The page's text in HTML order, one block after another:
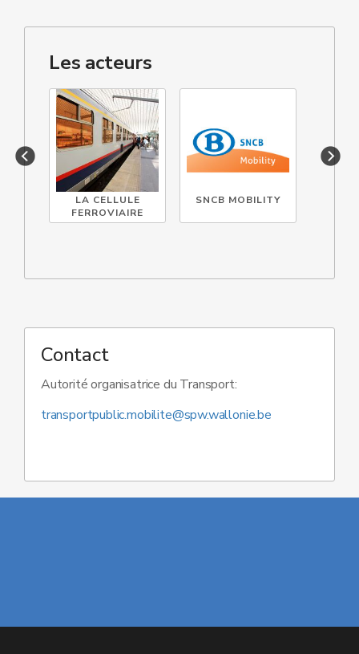
Les acteurs
LA CELLULE
FERROVIAIRE
SNCB MOBILITY
Contact
Autorité organisatrice du Transport:
transportpublic.mobilite@spw.wallonie.be